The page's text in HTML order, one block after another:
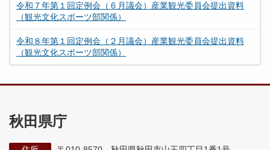
令和７年第１回定例会（６月議会）産業観光委員会提出資料
（観光文化スポーツ部関係）
令和８年第１回定例会（２月議会）産業観光委員会提出資料
（観光文化スポーツ部関係）
秋田県庁